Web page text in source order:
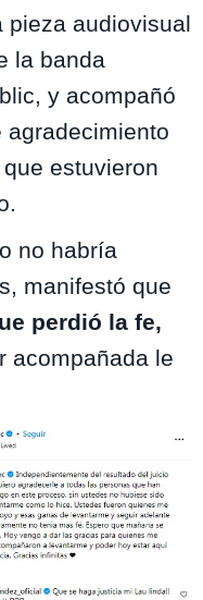
pieza audiovisual
la banda
y acompañó
agradecimiento
estuvieron
no habría
manifestó que
perdió la fe,
acompañada le